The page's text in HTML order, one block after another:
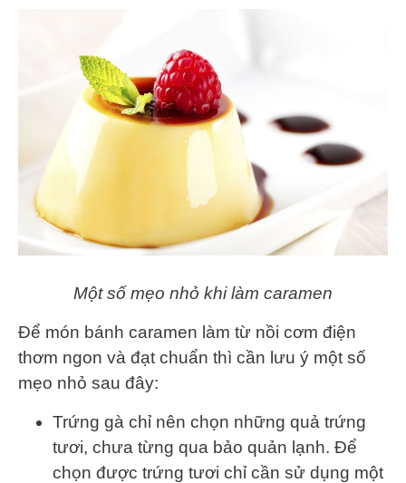
Một số mẹo nhỏ khi làm caramen
Để món bánh caramen làm từ nồi cơm điện
thơm ngon và đạt chuẩn thì cần lưu ý một số
mẹo nhỏ sau đây:
Trứng gà chỉ nên chọn những quả trứng
tươi, chưa từng qua bảo quản lạnh. Để
chọn được trứng tươi chỉ cần sử dụng một